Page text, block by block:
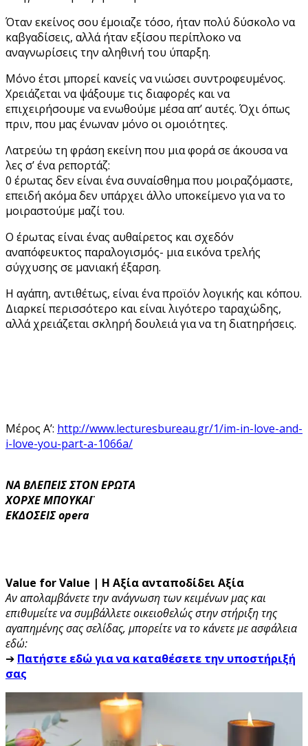
Όταν εκείνος σου έμοιαζε τόσο, ήταν πολύ δύσκολο να
καβγαδίσεις, αλλά ήταν εξίσου περίπλοκο να
αναγνωρίσεις την αληθινή του ύπαρξη.
Μόνο έτσι μπορεί κανείς να νιώσει συντροφευμένος.
Χρειάζεται να ψάξουμε τις διαφορές και να
επιχειρήσουμε να ενωθούμε μέσα απ’ αυτές. Όχι όπως
πριν, που μας ένωναν μόνο οι ομοιότητες.
Λατρεύω τη φράση εκείνη που μια φορά σε άκουσα να
λες σ’ ένα ρεπορτάζ:
0 έρωτας δεν είναι ένα συναίσθημα που μοιραζόμαστε,
επειδή ακόμα δεν υπάρχει άλλο υποκείμενο για να το
μοιραστούμε μαζί του.
Ο έρωτας είναι ένας αυθαίρετος και σχεδόν
αναπόφευκτος παραλογισμός- μια εικόνα τρελής
σύγχυσης σε μανιακή έξαρση.
Η αγάπη, αντιθέτως, είναι ένα προϊόν λογικής και κόπου.
Διαρκεί περισσότερο και είναι λιγότερο ταραχώδης,
αλλά χρειάζεται σκληρή δουλειά για να τη διατηρήσεις.
Μέρος Α’: http://www.lecturesbureau.gr/1/im-in-love-and-
i-love-you-part-a-1066a/
ΝΑ ΒΛΕΠΕΙΣ ΣΤΟΝ ΕΡΩΤΑ
ΧΟΡΧΕ ΜΠΟΥΚΑΪ
ΕΚΔΟΣΕΙΣ opera
Value for Value | Η Αξία ανταποδίδει Αξία
Αν απολαμβάνετε την ανάγνωση των κειμένων μας και
επιθυμείτε να συμβάλλετε οικειοθελώς στην στήριξη της
αγαπημένης σας σελίδας, μπορείτε να το κάνετε με ασφάλεια
εδώ:
➔ Πατήστε εδώ για να καταθέσετε την υποστήριξή
σας